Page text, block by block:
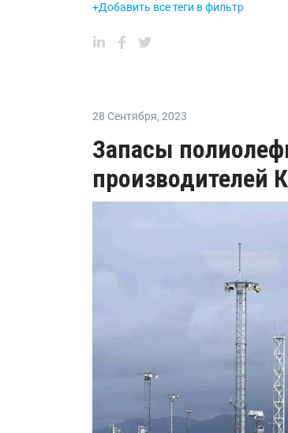
+Добавить все теги в фильтр
28 Сентября, 2023
Запасы
производителей